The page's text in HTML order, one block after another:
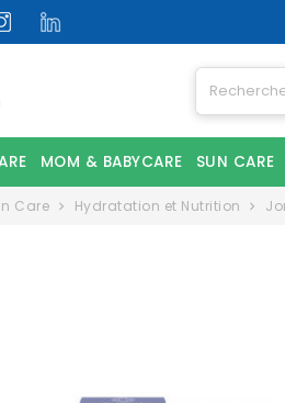
MOM & BABYCARE SUN CARE
Care Hydratation et Nutrition